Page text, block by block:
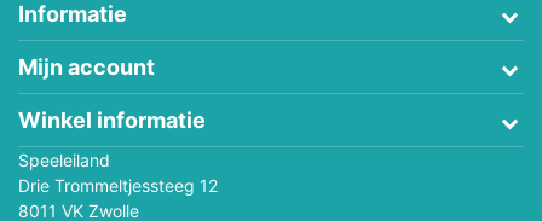
Informatie
Mijn account
Winkel informatie
Speeleiland
Drie Trommeltjessteeg 12
8011 VK Zwolle